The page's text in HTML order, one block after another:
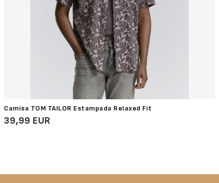
Camisa TOM TAILOR Estampada Relaxed Fit
39,99 EUR